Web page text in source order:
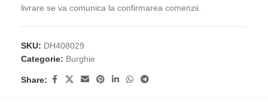
livrare se va comunica la confirmarea comenzii.
SKU: DH408029
Categorie: Burghie
Share: